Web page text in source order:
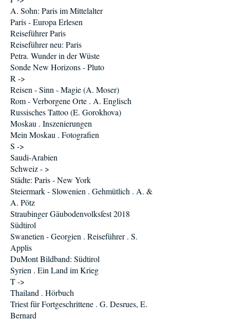
A. Sohn: Paris im Mittelalter
Paris - Europa Erlesen
Reiseführer Paris
Reiseführer neu: Paris
Petra. Wunder in der Wüste
Sonde New Horizons - Pluto
R ->
Reisen - Sinn - Magie (A. Moser)
Rom - Verborgene Orte . A. Englisch
Russisches Tattoo (E. Gorokhova)
Moskau . Inszenierungen
Mein Moskau . Fotografien
S ->
Saudi-Arabien
Schweiz - >
Städte: Paris - New York
Steiermark - Slowenien . Gehmütlich . A. &
A. Pötz
Straubinger Gäubodenvolksfest 2018
Südtirol
Swanetien - Georgien . Reiseführer . S.
Applis
DuMont Bildband: Südtirol
Syrien . Ein Land im Krieg
T ->
Thailand . Hörbuch
Triest für Fortgeschrittene . G. Desrues, E.
Bernard